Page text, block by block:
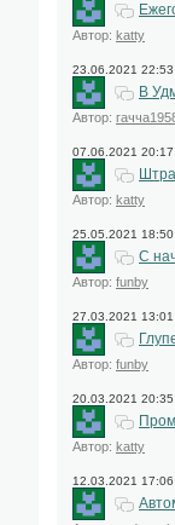
Автор: katty
23.06.2021 22:53
В
Автор:
07.06.2021 20:17
Автор: katty
25.05.2021 18:50
С
Автор: funby
27.03.2021 13:01
Автор: funby
20.03.2021 20:35
Автор: katty
12.03.2021 17:06